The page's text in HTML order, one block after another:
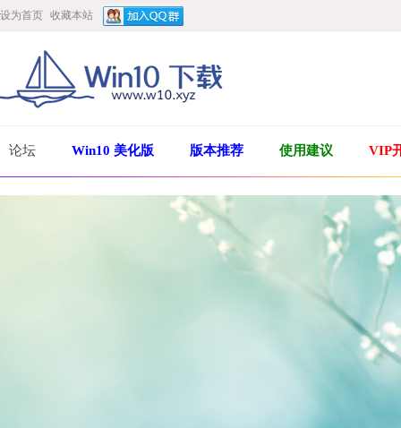
设为首页 收藏本站
论坛 Win10 美化版 版本推荐 使用建议 VIP